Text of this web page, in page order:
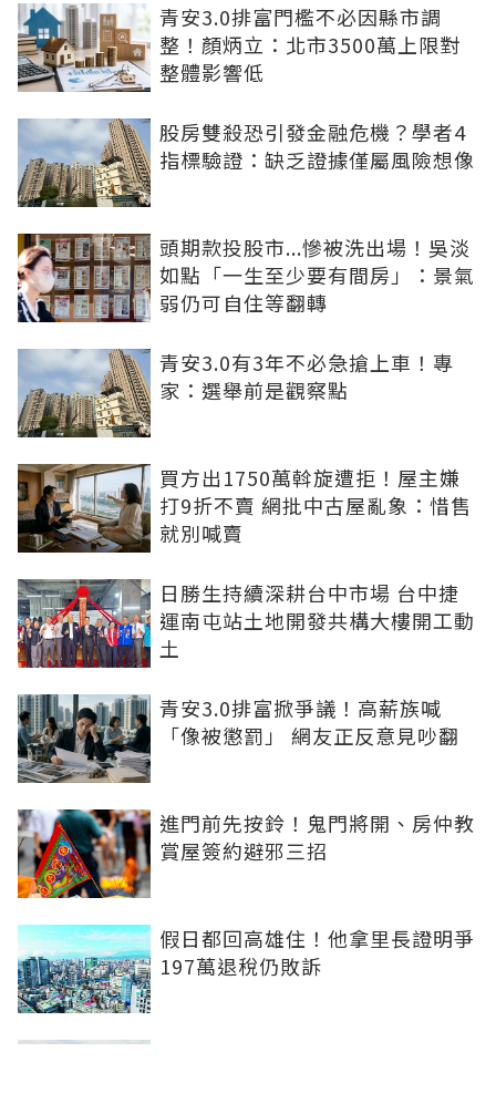
青安3.0排富門檻不必因縣市調
整！顏炳立：北市3500萬上限對
整體影響低
股房雙殺恐引發金融危機？學者4
指標驗證：缺乏證據僅屬風險想像
頭期款投股市...慘被洗出場！吳淡
如點「一生至少要有間房」：景氣
弱仍可自住等翻轉
青安3.0有3年不必急搶上車！專
家：選舉前是觀察點
買方出1750萬斡旋遭拒！屋主嫌
打9折不賣 網批中古屋亂象：惜售
就別喊賣
日勝生持續深耕台中市場 台中捷
運南屯站土地開發共構大樓開工動
土
青安3.0排富掀爭議！高薪族喊
「像被懲罰」 網友正反意見吵翻
進門前先按鈴！鬼門將開、房仲教
賞屋簽約避邪三招
假日都回高雄住！他拿里長證明爭
197萬退稅仍敗訴